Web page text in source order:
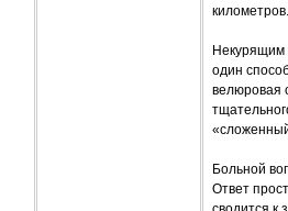
километров.
Некурящим
один
велюровая
Больной
Ответ